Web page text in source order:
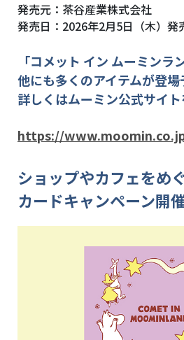
発売元：茶谷産業株式会社
発売日：2026年2月5日（木）発
「コメット イン ムーミンラ
他にも多くのアイテムが登場
詳しくはムーミン公式サイ
https://
ショップやカフェをめ
カードキャンペーン開催